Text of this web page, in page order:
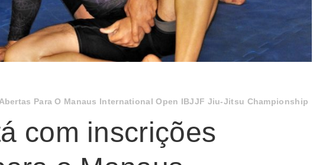
Para O Manaus International Open IBJJF Jiu-Jitsu Championship
com inscrições